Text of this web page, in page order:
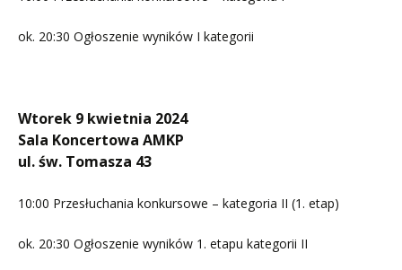
ok. 20:30 Ogłoszenie wyników I kategorii
Wtorek 9 kwietnia 2024
Sala Koncertowa AMKP
ul. św. Tomasza 43
10:00 Przesłuchania konkursowe – kategoria II (1. etap)
ok. 20:30 Ogłoszenie wyników 1. etapu kategorii II